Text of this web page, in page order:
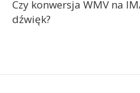
Czy konwersja WMV na
dźwięk?